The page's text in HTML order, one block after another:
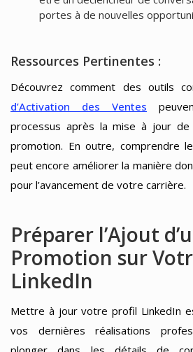
portes à de nouvelles
Ressources Pertinentes :
Découvrez comment des outils
d’Activation des Ventes
processus après la mise à jour
promotion. En outre, comprendre le
peut encore améliorer la manière
pour l’avancement de votre carrière.
Préparer l’Ajout
Promotion sur
LinkedIn
Mettre à jour votre profil LinkedIn
vos dernières réalisations